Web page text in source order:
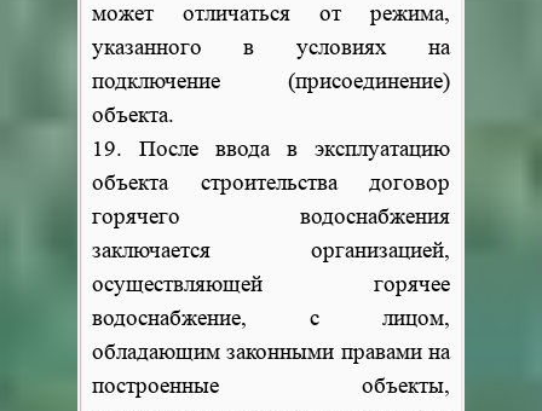
может отличаться от режима,
указанного в условиях на
подключение (присоединение)
объекта.
19. После ввода в эксплуатацию
объекта строительства договор
горячего водоснабжения
заключается организацией,
осуществляющей горячее
водоснабжение, с лицом,
обладающим законными правами на
построенные объекты,